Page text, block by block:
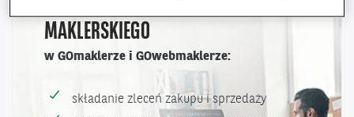
MAKLERSKIEGO
w GOmaklerze i GOwebmaklerze:
składanie zleceń zakupu i sprzedaży